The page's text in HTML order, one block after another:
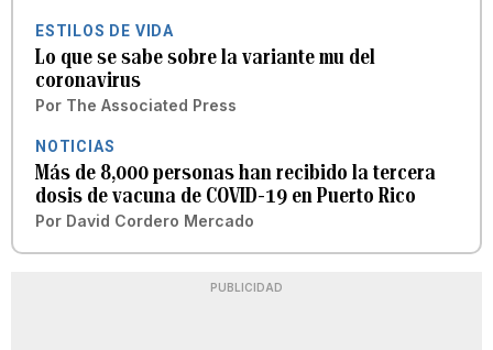
ESTILOS DE VIDA
Lo que se sabe sobre la variante mu del
coronavirus
Por The Associated Press
NOTICIAS
Más de 8,000 personas han recibido la tercera
dosis de vacuna de COVID-19 en Puerto Rico
Por David Cordero Mercado
PUBLICIDAD